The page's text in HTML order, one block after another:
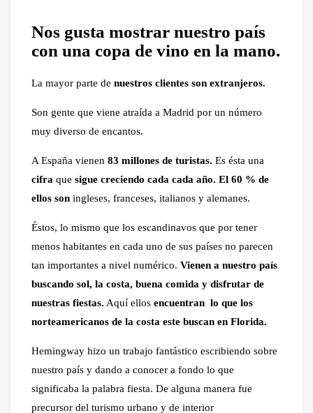
Nos gusta mostrar nuestro país
con una copa de vino en la mano.
La mayor parte de nuestros clientes son extranjeros.
Son gente que viene atraída a Madrid por un número
muy diverso de encantos.
A España vienen 83 millones de turistas. Es ésta una
cifra que sigue creciendo cada cada año. El 60 % de
ellos son ingleses, franceses, italianos y alemanes.
Éstos, lo mismo que los escandinavos que por tener
menos habitantes en cada uno de sus países no parecen
tan importantes a nivel numérico. Vienen a nuestro país
buscando sol, la costa, buena comida y disfrutar de
nuestras fiestas. Aquí ellos encuentran lo que los
norteamericanos de la costa este buscan en Florida.
Hemingway hizo un trabajo fantástico escribiendo sobre
nuestro país y dando a conocer a fondo lo que
significaba la palabra fiesta. De alguna manera fue
precursor del turismo urbano y de interior